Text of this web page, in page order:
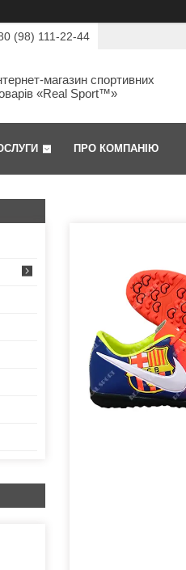
(98) 111-22-44
магазин спортивних
«Real Sport™»
ПРО КОМПАНІЮ